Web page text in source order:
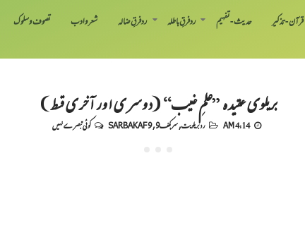
قرآن-تذکیر حدیث-تفہیم رد فرقِ باطلہ رد فرقِ ضالہ شعر و ادب تصوف و سلوک
بریلوی عقیدہ ”علمِ غیب“ (دوسری اور آخری قسط)
4:14 AM رد بریلویت,سربکف9 ,
SARBAKAF 9 کوئی تبصرے نہیں